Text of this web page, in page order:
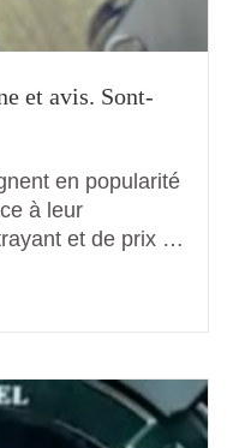
et avis. Sont-
en popularité
à leur
et de prix …